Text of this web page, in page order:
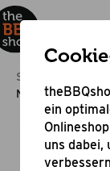
Startseite
Nordic Design -
ein
uns dabei,